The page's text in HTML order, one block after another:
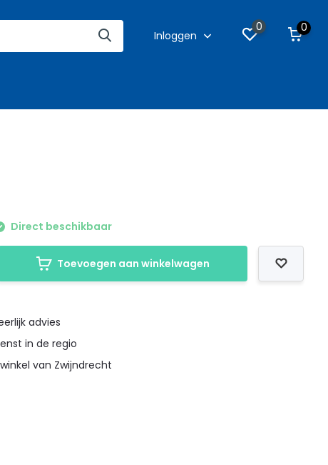
Inloggen
0 0
Direct beschikbaar
Toevoegen aan winkelwagen
advies
in de regio
van Zwijndrecht